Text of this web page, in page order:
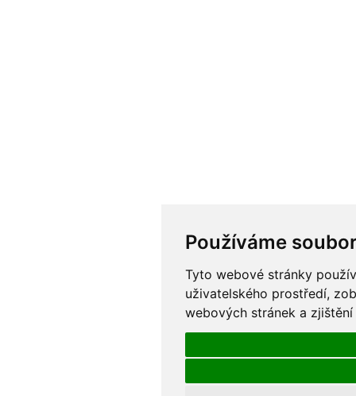
Používáme
Tyto webové stránky
uživatelského prostředí,
webových stránek a